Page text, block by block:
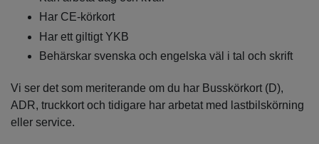
Har CE-körkort
Har ett giltigt YKB
Behärskar svenska och engelska väl i tal och skrift
Vi ser det som meriterande om du har Busskörkort (D),
ADR, truckkort och tidigare har arbetat med lastbilskörning
eller service.